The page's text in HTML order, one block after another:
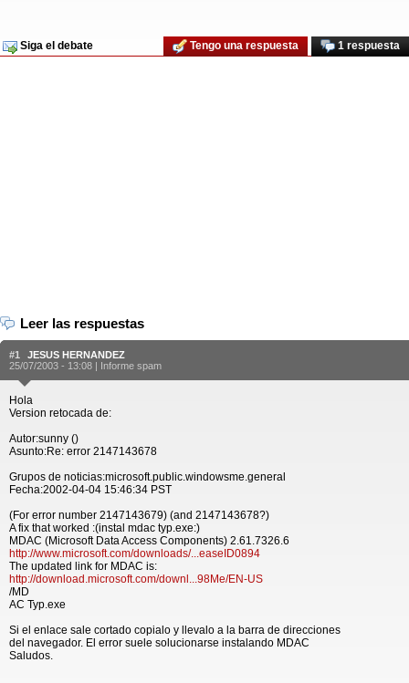
Siga el debate 1 respuesta
Tengo una respuesta
Leer las respuestas
#1
JESUS HERNANDEZ
25/07/2003 - 13:08 | Informe spam
Hola
Version retocada de:
Autor:sunny ()
Asunto:Re: error 2147143678
Grupos de noticias:microsoft.public.windowsme.general
Fecha:2002-04-04 15:46:34 PST
(For error number 2147143679) (and 2147143678?)
A fix that worked :(instal mdac typ.exe:)
MDAC (Microsoft Data Access Components) 2.61.7326.6
http://www.microsoft.com/downloads/...easeID0894
The updated link for MDAC is:
http://download.microsoft.com/downl...98Me/EN-US
/MD
AC Typ.exe
Si el enlace sale cortado copialo y llevalo a la barra de direcciones
del navegador. El error suele solucionarse instalando MDAC
Saludos.